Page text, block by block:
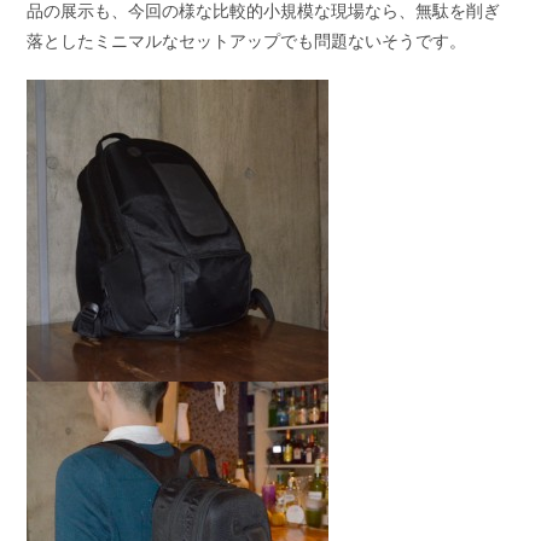
品の展示も、今回の様な比較的小規模な現場なら、無駄を削ぎ
落としたミニマルなセットアップでも問題ないそうです。